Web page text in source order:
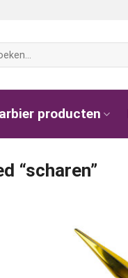
producten
“scharen”